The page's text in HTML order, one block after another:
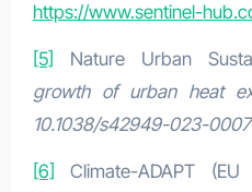
https://www.sentinel-
[5] Nature Urban
growth of urban heat
10.1038/s42949-023-
[6]
Climate-ADAPT